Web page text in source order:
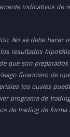
indicativos de
No se debe hacer
resultados
que son
financiero de
los cuales
programa de
de trading de forma